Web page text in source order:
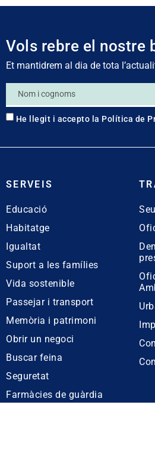
Vols rebre el nostre
Et mantidrem al dia de tota
He llegit i accepto la Política de
SERVEIS
Educació
Habitatge
Igualtat
Suport a les famílies
Vida sostenible
Passejar i transport
Memòria i patrimoni
Obrir un negoci
Buscar feina
Seguretat
Farmàcies de guàrdia